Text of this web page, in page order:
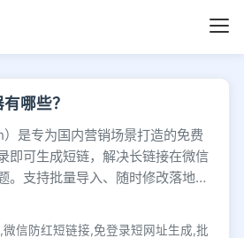
- 第57页 -
哪些？
是专为国内营销场景打造的免费
即可生成短链，解决长链接在微信
。支持批量导入、随时修改落地
信防红短链接,免登录短网址生成,批